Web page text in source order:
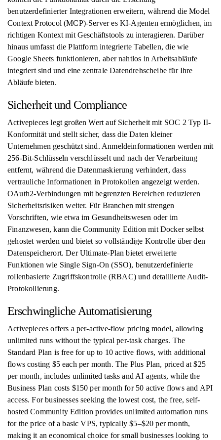
benutzerdefinierter Integrationen erweitern, während die Model
Context Protocol (MCP)-Server es KI-Agenten ermöglichen, im
richtigen Kontext mit Geschäftstools zu interagieren. Darüber
hinaus umfasst die Plattform integrierte Tabellen, die wie
Google Sheets funktionieren, aber nahtlos in Arbeitsabläufe
integriert sind und eine zentrale Datendrehscheibe für Ihre
Abläufe bieten.
Sicherheit und Compliance
Activepieces legt großen Wert auf Sicherheit mit SOC 2 Typ II-
Konformität und stellt sicher, dass die Daten kleiner
Unternehmen geschützt sind. Anmeldeinformationen werden mit
256-Bit-Schlüsseln verschlüsselt und nach der Verarbeitung
entfernt, während die Datenmaskierung verhindert, dass
vertrauliche Informationen in Protokollen angezeigt werden.
OAuth2-Verbindungen mit begrenzten Bereichen reduzieren
Sicherheitsrisiken weiter. Für Branchen mit strengen
Vorschriften, wie etwa im Gesundheitswesen oder im
Finanzwesen, kann die Community Edition mit Docker selbst
gehostet werden und bietet so vollständige Kontrolle über den
Datenspeicherort. Der Ultimate-Plan bietet erweiterte
Funktionen wie Single Sign-On (SSO), benutzerdefinierte
rollenbasierte Zugriffskontrolle (RBAC) und detaillierte Audit-
Protokollierung.
Erschwingliche Automatisierung
Activepieces offers a per-active-flow pricing model, allowing
unlimited runs without the typical per-task charges. The
Standard Plan is free for up to 10 active flows, with additional
flows costing $5 each per month. The Plus Plan, priced at $25
per month, includes unlimited tasks and AI agents, while the
Business Plan costs $150 per month for 50 active flows and API
access. For businesses seeking the lowest cost, the free, self-
hosted Community Edition provides unlimited automation runs
for the price of a basic VPS, typically $5–$20 per month,
making it an economical choice for small businesses looking to